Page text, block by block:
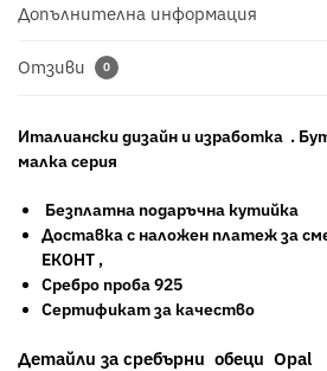
Допълнителна информация
Отзиви 0
Италиански дизайн и изработка .
малка серия
Безплатна подаръчна кутийка
Доставка с наложен платеж за
ЕКОНТ ,
Сребро проба 925
Сертификат за качество
Детайли за сребърни обеци Opal